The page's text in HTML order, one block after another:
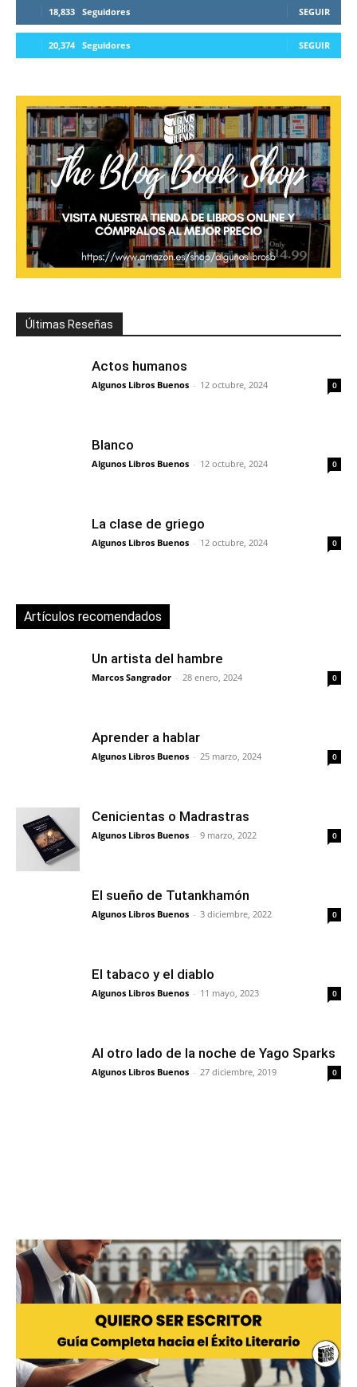
18,833 Seguidores SEGUIR
20,374 Seguidores SEGUIR
Últimas Reseñas
Actos humanos
Algunos Libros Buenos - 12 octubre, 2024 0
Blanco
Algunos Libros Buenos - 12 octubre, 2024 0
La clase de griego
Algunos Libros Buenos - 12 octubre, 2024 0
Artículos recomendados
Un artista del hambre
Marcos Sangrador - 28 enero, 2024 0
Aprender a hablar
Algunos Libros Buenos - 25 marzo, 2024 0
Cenicientas o Madrastras
Algunos Libros Buenos - 9 marzo, 2022 0
El sueño de Tutankhamón
Algunos Libros Buenos - 3 diciembre, 2022 0
El tabaco y el diablo
Algunos Libros Buenos - 11 mayo, 2023 0
Al otro lado de la noche de Yago Sparks
Algunos Libros Buenos - 27 diciembre, 2019 0